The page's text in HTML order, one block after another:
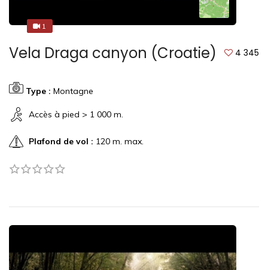
1
1
Vela Draga canyon (Croatie) 4 345
Type : Montagne
Accès à pied > 1 000 m.
Plafond de vol : 120 m. max.